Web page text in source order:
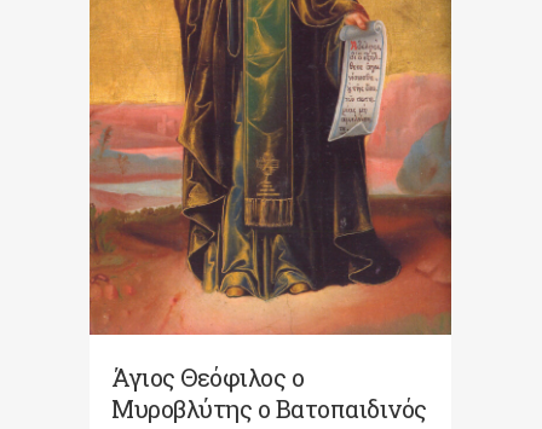
Άγιος Θεόφιλος ο
Μυροβλύτης ο Βατοπαιδινός